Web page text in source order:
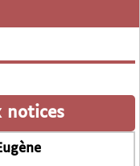
notices